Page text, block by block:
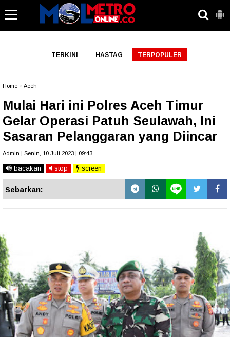
TERKINI HASTAG TERPOPULER
Home Aceh
Mulai Hari ini Polres Aceh Timur
Gelar Operasi Patuh Seulawah, Ini
Sasaran Pelanggaran yang Diincar
Admin | Senin, 10 Juli 2023 | 09:43
bacakan stop screen
Sebarkan: